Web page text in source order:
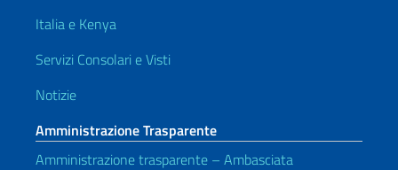
Italia e Kenya
Servizi Consolari e Visti
Notizie
Amministrazione Trasparente
Amministrazione trasparente – Ambasciata